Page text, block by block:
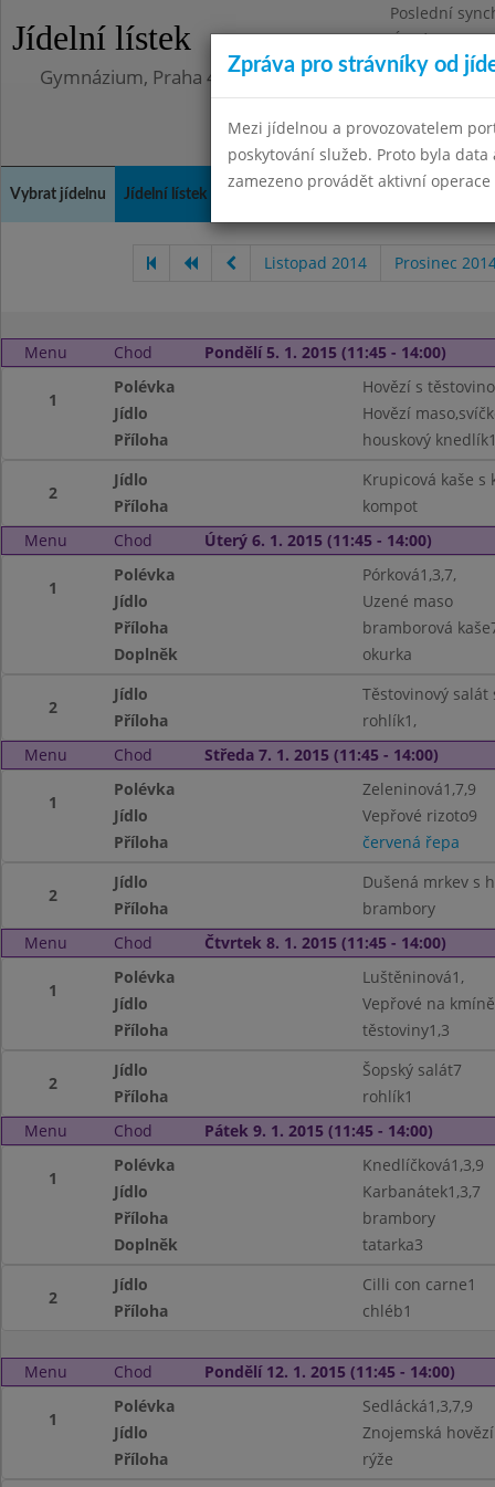
Jídelní lístek
Poslední
Úterý
Gymnázium, Praha 4, Budějovická 680
Vybrat jídelnu Jídelní lístek Kontakty a informace
Listopad 2014 Prosinec
Menu Chod Pondělí 5. 1. 2015 (11:45 - 14:00)
1
Polévka
Hovězí s
Jídlo
Hovězí
Příloha
houskový
2
Jídlo
Krupicová kaše s
Příloha
kompot
Menu
Chod Úterý 6. 1. 2015 (11:45 - 14:00)
1
Polévka
Pórková1,3,7,
Jídlo
Uzené maso
Příloha
bramborová
Doplněk
okurka
2
Jídlo
Těstovinový salát
Příloha
rohlík1,
Menu
Chod Středa 7. 1. 2015 (11:45 - 14:00)
1
Polévka
Zeleninová1,7,9
Jídlo
Vepřové rizoto9
Příloha
červená řepa
2
Jídlo
Dušená mrkev s
Příloha
brambory
Menu
Chod Čtvrtek 8. 1. 2015 (11:45 - 14:00)
1
Polévka
Luštěninová1,
Jídlo
Vepřové na
Příloha
těstoviny1,3
2
Jídlo
Šopský salát7
Příloha
rohlík1
Menu
Chod Pátek 9. 1. 2015 (11:45 - 14:00)
1
Polévka
Knedlíčková1,3,9
Jídlo
Karbanátek1,3,7
Příloha
brambory
Doplněk
tatarka3
2
Jídlo
Cilli con carne1
Příloha
chléb1
Menu Chod Pondělí 12. 1. 2015 (11:45 - 14:00)
1
Polévka
Sedlácká1,3,7,9
Jídlo
Znojemská
Příloha
rýže
Zpráva pro strávníky od
Mezi jídelnou a provozovatelem
poskytování služeb. Proto byla
zamezeno provádět aktivní